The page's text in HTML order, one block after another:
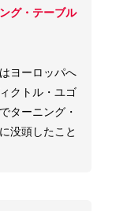
グ・テーブル
ヨーロッパへ
クトル・ユゴ
ターニング・
没頭したこと